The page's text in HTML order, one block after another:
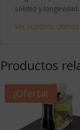
solidez y longevidad.
Ver nuestros
Productos
¡Oferta!